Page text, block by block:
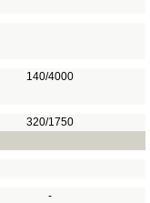
140/4000
320/1750
-